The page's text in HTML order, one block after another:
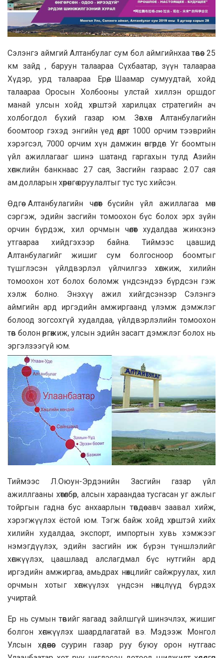
Cэлэнгэ аймгий Алтанбулаг сум бол аймгийнхаа төвөөс 25
км зайд , баруун талаараа Сүхбаатар, зүүн талаараа
Хүдэр, урд талаараа Ерөө, Шаамар сумуудтай, хойд
талаараа Оросын Холбооны улстай хиллэн оршдог
манай улсын хойд хөрштэй харилцах стратегийн ач
холбогдол бүхий газар юм. Зөвхөн Алтанбулагийн
боомтоор гэхэд энгийн үед өдөрт 1000 орчим тээврийн
хэрэгсэл, 7000 орчим хүн дамжин өнгөрдөг. Уг боомтын
үйл ажиллагааг шинэ шатанд гаргахын тулд Азийн
хөгжлийн банкнаас 27 сая, Засгийн газраас 2.07 сая
ам.долларын хөрөнгө оруулалтыг тус тус хийсэн.
Өдгөө Алтанбулагийн чөлөөт бүсийн үйл ажиллагаа мөн
сэргэж, эдийн засгийн томоохон бүс болох эрх зүйн
орчин бүрдэж, хил орчмын чөлөөт худалдаа жинхэнэ
утгаараа хийдгэхээр байна. Тиймээс цаашид
Алтанбулагийг жишиг сум болгосноор боомтыг
түшглэсэн үйлдвэрлэл үйлчилгээ хөгжиж, хилийн
томоохон хот болох боломж үндсэндээ бүрдсэн гэж
хэлж болно. Энэхүү ажил хийгдсэнээр Сэлэнгэ
аймгийн ард иргэдийн амжиргаанд үлэмж дэмжлэг
болоод зогсохгүй худалдаа, үйлдвэрлэлийн томоохон
төв болон өргөжиж, улсын эдийн засагт дэмжлэг болох нь
эргэлзээгүй юм.
Тиймээс Л.Оюун-Эрдэнийн Засгийн газар үйл
ажиллгааны хөтөлбөр, алсын хараандаа тусгасан уг ажлыг
тойргын гадна бус анхаарлын төвдөө авч заавал хийж,
хэрэгжүүлэх ёстой юм. Тэгж байж хойд хөрштэй хийх
хилийн худалдаа, экспорт, импортын хувь хэмжээг
нэмэгдүүлэх, эдийн засгийн иж бүрэн түншлэлийг
хөгжүүлэх, цаашлаад алслагдмал бүс нутгийн ард
иргэдийн амжиргаа, амьдрах нөхцлийг сайжруулах, хил
орчмын хотыг хөгжүүлэх үндсэн нөхцлүүд бүрдэх
учиртай.
Ер нь сумын төвийг яагаад зайлшгүй шинэчлэх, жишиг
болгон хөгжүүлэх шаардлагатай вэ. Мэдээж Монгол
Улсын хөдөөнөөс суурин газар руу буюу орон нутгаас